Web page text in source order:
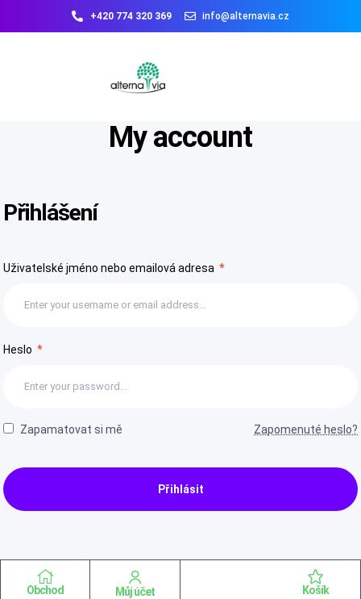
+420 774 320 369 info@alternavia.cz
My account
Přihlášení
Uživatelské jméno nebo emailová adresa *
Heslo *
Zapamatovat si mě Zapomenuté heslo?
Přihlásit
Obchod Můj účet Košík